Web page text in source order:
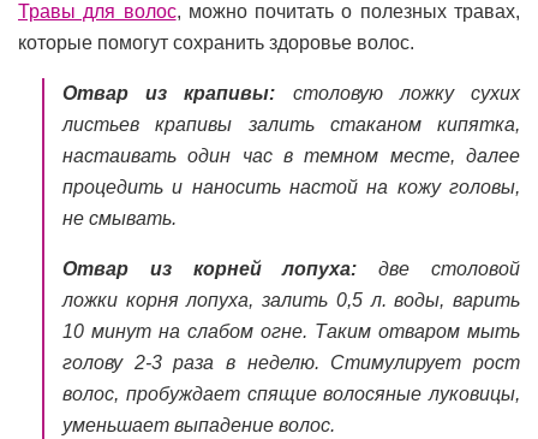
Травы для волос, можно почитать о полезных травах,
которые помогут сохранить здоровье волос.
Отвар из крапивы: столовую ложку сухих
листьев крапивы залить стаканом кипятка,
настаивать один час в темном месте, далее
процедить и наносить настой на кожу головы,
не смывать.
Отвар из корней лопуха: две столовой
ложки корня лопуха, залить 0,5 л. воды, варить
10 минут на слабом огне. Таким отваром мыть
голову 2-3 раза в неделю. Стимулирует рост
волос, пробуждает спящие волосяные луковицы,
уменьшает выпадение волос.